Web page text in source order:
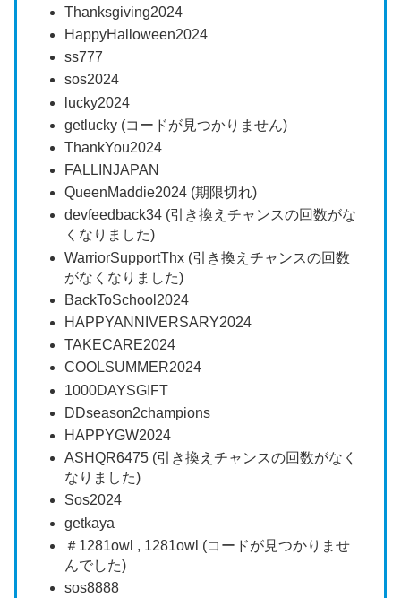
Thanksgiving2024
HappyHalloween2024
ss777
sos2024
lucky2024
getlucky (コードが見つかりません)
ThankYou2024
FALLINJAPAN
QueenMaddie2024 (期限切れ)
devfeedback34 (引き換えチャンスの回数がな
くなりました)
WarriorSupportThx (引き換えチャンスの回数
がなくなりました)
BackToSchool2024
HAPPYANNIVERSARY2024
TAKECARE2024
COOLSUMMER2024
1000DAYSGIFT
DDseason2champions
HAPPYGW2024
ASHQR6475 (引き換えチャンスの回数がなく
なりました)
Sos2024
getkaya
＃1281owl , 1281owl (コードが見つかりませ
んでした)
sos8888